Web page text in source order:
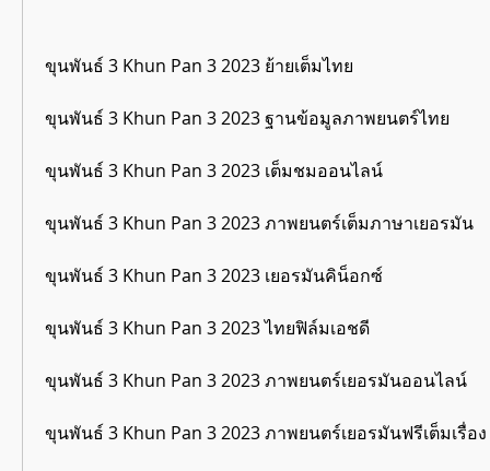
ขุนพันธ์ 3 Khun Pan 3 2023 ย้ายเต็มไทย
ขุนพันธ์ 3 Khun Pan 3 2023 ฐานข้อมูลภาพยนตร์ไทย
ขุนพันธ์ 3 Khun Pan 3 2023 เต็มชมออนไลน์
ขุนพันธ์ 3 Khun Pan 3 2023 ภาพยนตร์เต็มภาษาเยอรมัน
ขุนพันธ์ 3 Khun Pan 3 2023 เยอรมันคิน็อกซ์
ขุนพันธ์ 3 Khun Pan 3 2023 ไทยฟิล์มเอชดี
ขุนพันธ์ 3 Khun Pan 3 2023 ภาพยนตร์เยอรมันออนไลน์
ขุนพันธ์ 3 Khun Pan 3 2023 ภาพยนตร์เยอรมันฟรีเต็มเรื่อง